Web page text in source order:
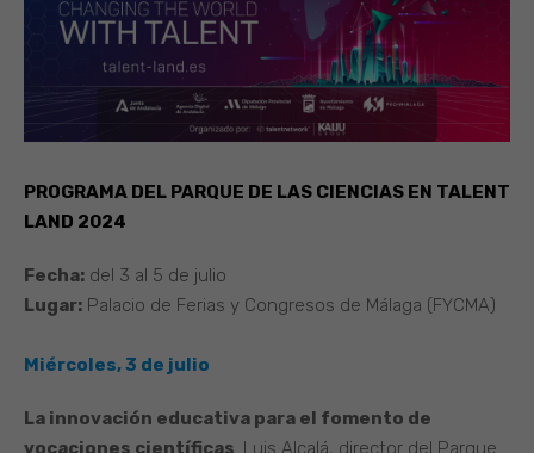
PROGRAMA DEL PARQUE DE LAS CIENCIAS EN TALENT
LAND 2024
Fecha: del 3 al 5 de julio
Lugar: Palacio de Ferias y Congresos de Málaga (FYCMA)
Miércoles, 3 de julio
La innovación educativa para el fomento de